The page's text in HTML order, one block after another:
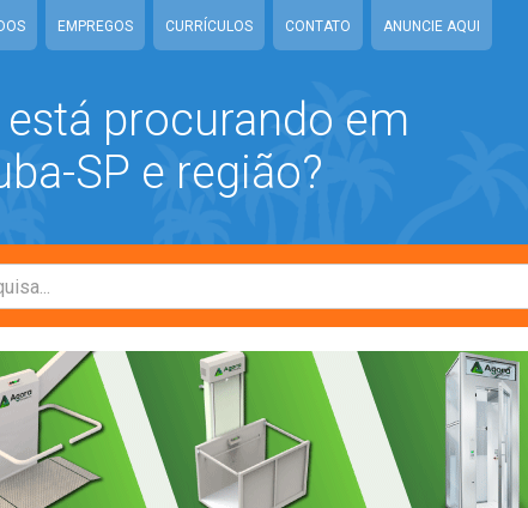
EMPREGOS CURRÍCULOS CONTATO ANUNCIE AQUI
está procurando em
SP e região?